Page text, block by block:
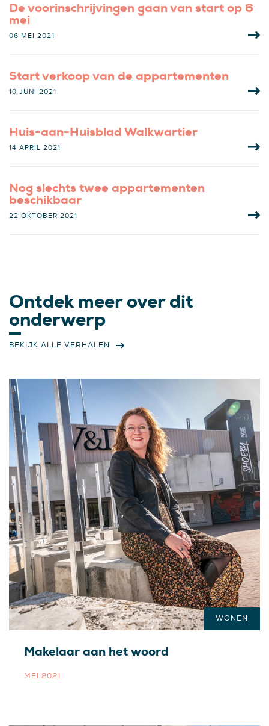
De voorinschrijvingen gaan van start op 6
mei
06 MEI 2021
Start verkoop van de appartementen
10 JUNI 2021
Huis-aan-Huisblad Walkwartier
14 APRIL 2021
Nog slechts twee appartementen
beschikbaar
22 OKTOBER 2021
Ontdek meer over dit
onderwerp
Makelaar aan het woord
MEI 2021
WONEN
BEKIJK ALLE VERHALEN